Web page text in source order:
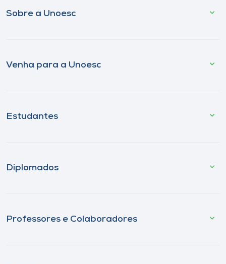
Sobre a Unoesc
Venha para a Unoesc
Estudantes
Diplomados
Professores e Colaboradores